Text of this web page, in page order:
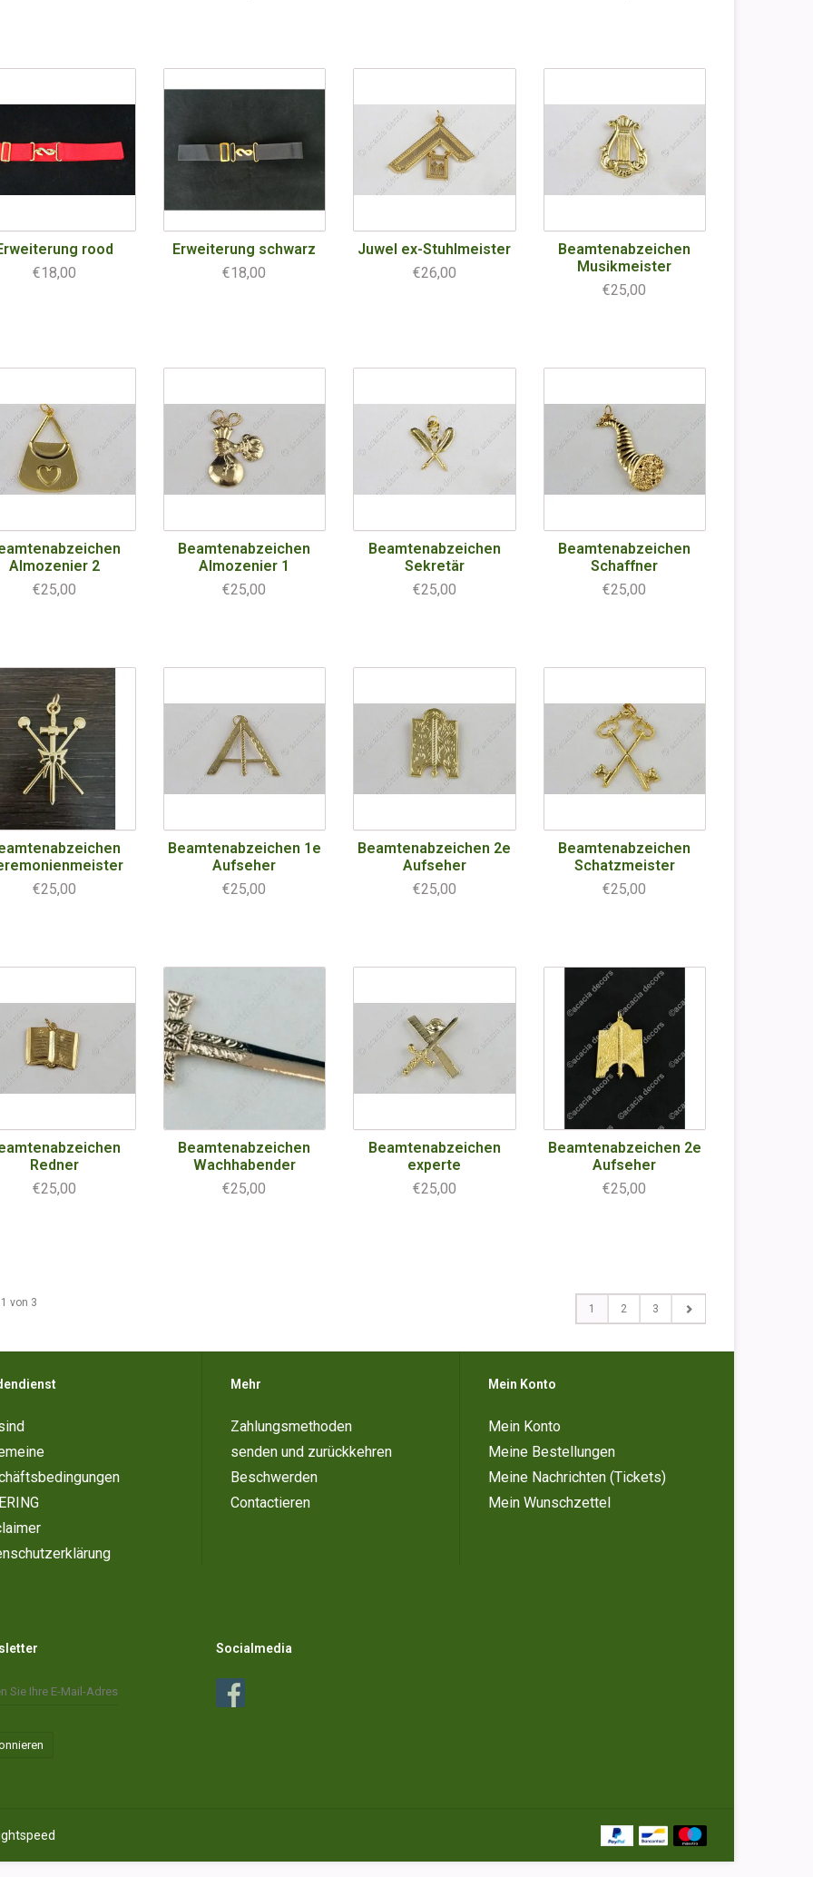
rood
€18,00
Erweiterung schwarz
€18,00
Juwel ex-Stuhlmeister
€26,00
Beamtenabzeichen
Musikmeister
€25,00
Almozenier 2
€25,00
Beamtenabzeichen
Almozenier 1
€25,00
Beamtenabzeichen
Sekretär
€25,00
Beamtenabzeichen
Schaffner
€25,00
€25,00
Beamtenabzeichen 1e
Aufseher
€25,00
Beamtenabzeichen 2e
Aufseher
€25,00
Beamtenabzeichen
Schatzmeister
€25,00
Redner
€25,00
Beamtenabzeichen
Wachhabender
€25,00
Beamtenabzeichen
experte
€25,00
Beamtenabzeichen 2e
Aufseher
€25,00
von 3 1 2 3
Mehr
Zahlungsmethoden
senden und zurückkehren
Beschwerden
Contactieren
Mein Konto
Mein Konto
Meine Bestellungen
Meine Nachrichten (Tickets)
Mein Wunschzettel
Socialmedia